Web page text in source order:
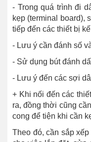
- Trong quá trình đi
kẹp (terminal board),
tiếp đến các thiết bị
- Lưu ý cần đánh số
- Sử dụng bút đánh
- Lưu ý đến các sợi
+ Khi nối đến các
ra, đồng thời cũng
cong để tiện khi cần
Theo đó, cần sắp xếp